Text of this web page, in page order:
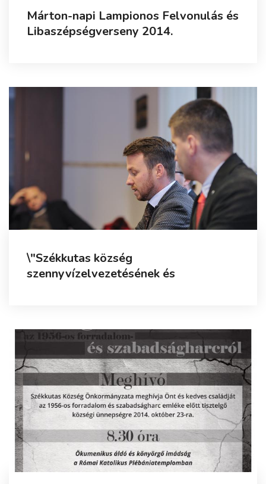
Márton-napi Lampionos Felvonulás és
Libaszépségverseny 2014.
\"Székkutas község
szennyvízelvezetésének és